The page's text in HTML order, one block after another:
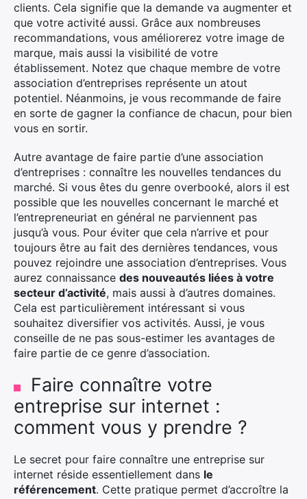
clients. Cela signifie que la demande va augmenter et
que votre activité aussi. Grâce aux nombreuses
recommandations, vous améliorerez votre image de
marque, mais aussi la visibilité de votre
établissement. Notez que chaque membre de votre
association d’entreprises représente un atout
potentiel. Néanmoins, je vous recommande de faire
en sorte de gagner la confiance de chacun, pour bien
vous en sortir.
Autre avantage de faire partie d’une association
d’entreprises : connaître les nouvelles tendances du
marché. Si vous êtes du genre overbooké, alors il est
possible que les nouvelles concernant le marché et
l’entrepreneuriat en général ne parviennent pas
jusqu’à vous. Pour éviter que cela n’arrive et pour
toujours être au fait des dernières tendances, vous
pouvez rejoindre une association d’entreprises. Vous
aurez connaissance des nouveautés liées à votre
secteur d’activité, mais aussi à d’autres domaines.
Cela est particulièrement intéressant si vous
souhaitez diversifier vos activités. Aussi, je vous
conseille de ne pas sous-estimer les avantages de
faire partie de ce genre d’association.
Faire connaître votre
entreprise sur internet :
comment vous y prendre ?
Le secret pour faire connaître une entreprise sur
internet réside essentiellement dans le
référencement. Cette pratique permet d’accroître la